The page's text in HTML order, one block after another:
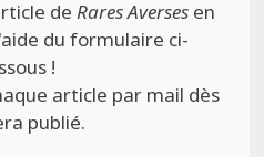
de Rares Aversesen
du formulaire ci-
!
article par mail dès
publié.